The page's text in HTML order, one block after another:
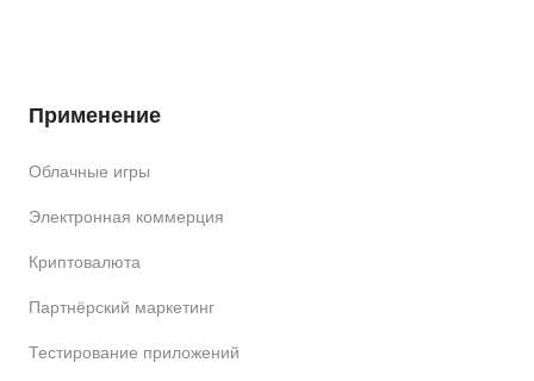
Применение
Облачные игры
Электронная коммерция
Криптовалюта
Партнёрский маркетинг
Тестирование приложений